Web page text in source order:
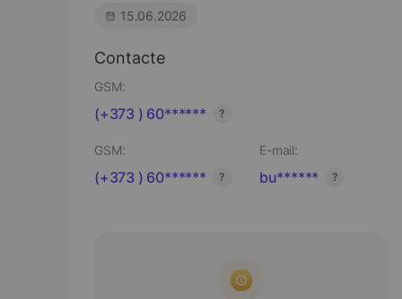
15.06.2026
Contacte
GSM:
(+373 ) 60****** ?
GSM:
(+373 ) 60****** ?
E-mail:
bu****** ?